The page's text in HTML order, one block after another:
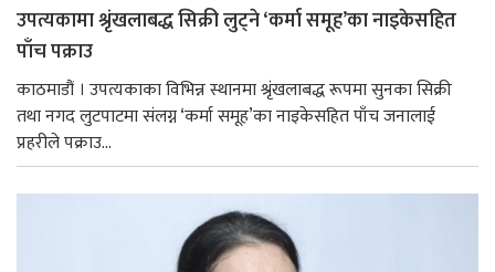
उपत्यकामा श्रृंखलाबद्ध सिक्री लुट्ने ‘कर्मा समूह’का नाइकेसहित
पाँच पक्राउ
काठमाडौं । उपत्यकाका विभिन्न स्थानमा श्रृंखलाबद्ध रूपमा सुनका सिक्री
तथा नगद लुटपाटमा संलग्न ‘कर्मा समूह’का नाइकेसहित पाँच जनालाई
प्रहरीले पक्राउ...